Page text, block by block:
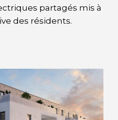
partagés mis à
des résidents.